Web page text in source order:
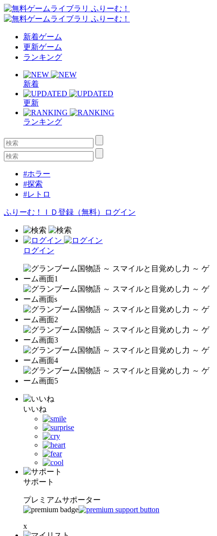
新着ゲーム
更新ゲーム
ランキング
新着
更新
ランキング
#ホラー
#探索
#レトロ
ふりーむ！ＩＤ登録（無料） ログイン
ログイン
いいね
サポート
プレミアムサポーター
x